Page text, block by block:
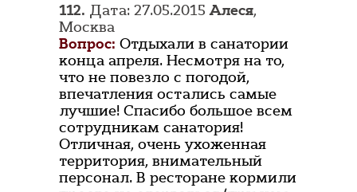
112. Дата: 27.05.2015Алеся,
Москва
Вопрос: Отдыхали в санатории
конца апреля. Несмотря на то,
что не повезло с погодой,
впечатления остались самые
лучшие! Спасибо большое всем
сотрудникам санатория!
Отличная, очень ухоженная
территория, внимательный
персонал. В ресторане кормили